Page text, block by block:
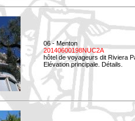
06 - Menton
20140600198NUC2A
hôtel de voyageurs dit Riviera
Elévation principale. Détails.